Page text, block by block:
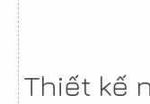
Thiết kế